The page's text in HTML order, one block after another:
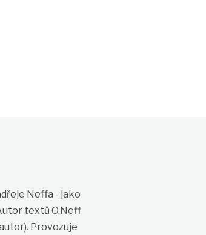
Neffa - jako
textů O.Neff
Provozuje